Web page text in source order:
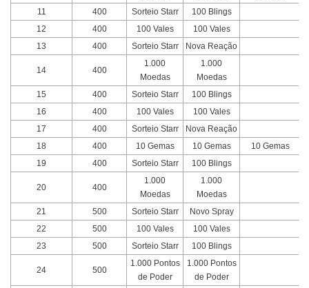
11
400 Sorteio Starr
100 Blings
12
400 100 Vales
100 Vales
13
400 Sorteio Starr Nova Reação
14 400
1.000
Moedas
1.000
Moedas
15
400 Sorteio Starr
100 Blings
16
400 100 Vales
100 Vales
17
400 Sorteio Starr
Nova Reação
18
400 10 Gemas 10 Gemas
10 Gemas
19
400 Sorteio Starr 100 Blings
20 400
1.000
Moedas
1.000
Moedas
21
500 Sorteio Starr
Novo Spray
22
500 100 Vales
100 Vales
23
500 Sorteio Starr 100 Blings
24 500
1.000 Pontos
de Poder
1.000 Pontos
de Poder